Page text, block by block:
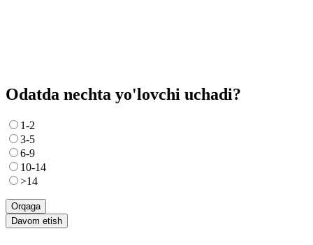
Odatda nechta yo'lovchi uchadi?
1-2
3-5
6-9
10-14
>14
Orqaga
Davom etish